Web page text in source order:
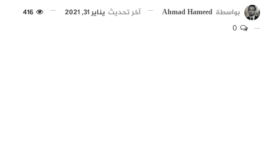
بواسطة Ahmad Hameed آخر تحديث يناير 31, 2021